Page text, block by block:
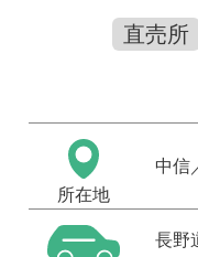
直売所
所在地
中信
長野